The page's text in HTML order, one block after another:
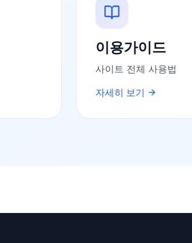
이용가이드
사이트 전체 사용법
자세히 보기